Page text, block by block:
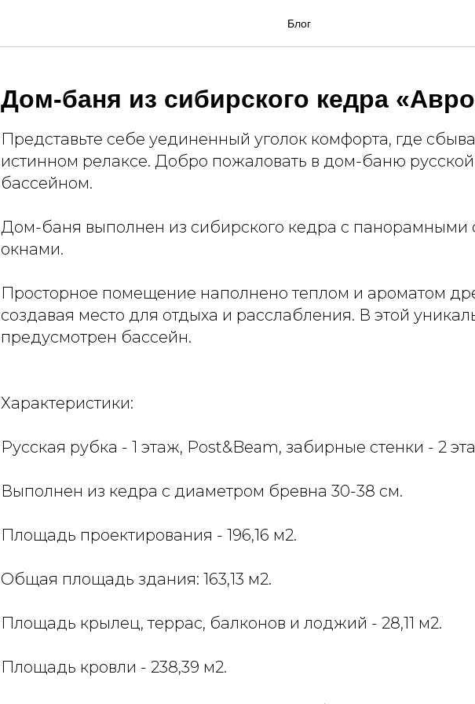
Блог
Дом-баня из сибирского кедра
Представьте себе уединенный уголок комфорта, где
истинном релаксе. Добро пожаловать в дом-баню
бассейном.
Дом-баня выполнен из сибирского кедра с панорамными
окнами.
Просторное помещение наполнено теплом и ароматом
создавая место для отдыха и расслабления. В этой
предусмотрен бассейн.
Характеристики:
Русская рубка - 1 этаж, Post&Beam, забирные стенки - 2
Выполнен из кедра с диаметром бревна 30-38 см.
Площадь проектирования - 196,16 м2.
Общая площадь здания: 163,13 м2.
Площадь крылец, террас, балконов и лоджий - 28,11 м2.
Площадь кровли - 238,39 м2.